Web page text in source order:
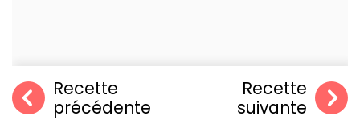
Recette
précédente
Recette
suivante